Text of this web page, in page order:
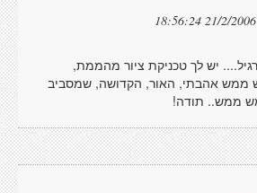
21/2/2006 18:56:24
יש לך טכניקת ציור מהממת,
ממש אהבתי, האור, הקדושה, שמסביב
ממש.. תודה!